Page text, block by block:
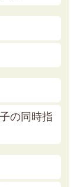
の同時指